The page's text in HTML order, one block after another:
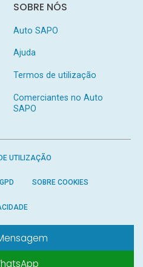
SOBRE NÓS
Auto SAPO
Ajuda
Termos de utilização
Comerciantes no Auto
SAPO
UTILIZAÇÃO
SOBRE COOKIES